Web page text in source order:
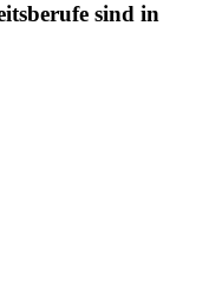
sind in